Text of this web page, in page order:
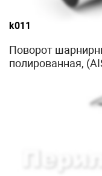
k011
Поворот
полированная,